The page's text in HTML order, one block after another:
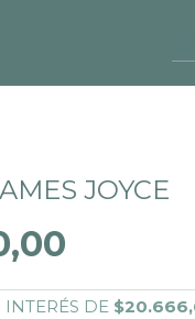
JOYCE
INTERÉS DE